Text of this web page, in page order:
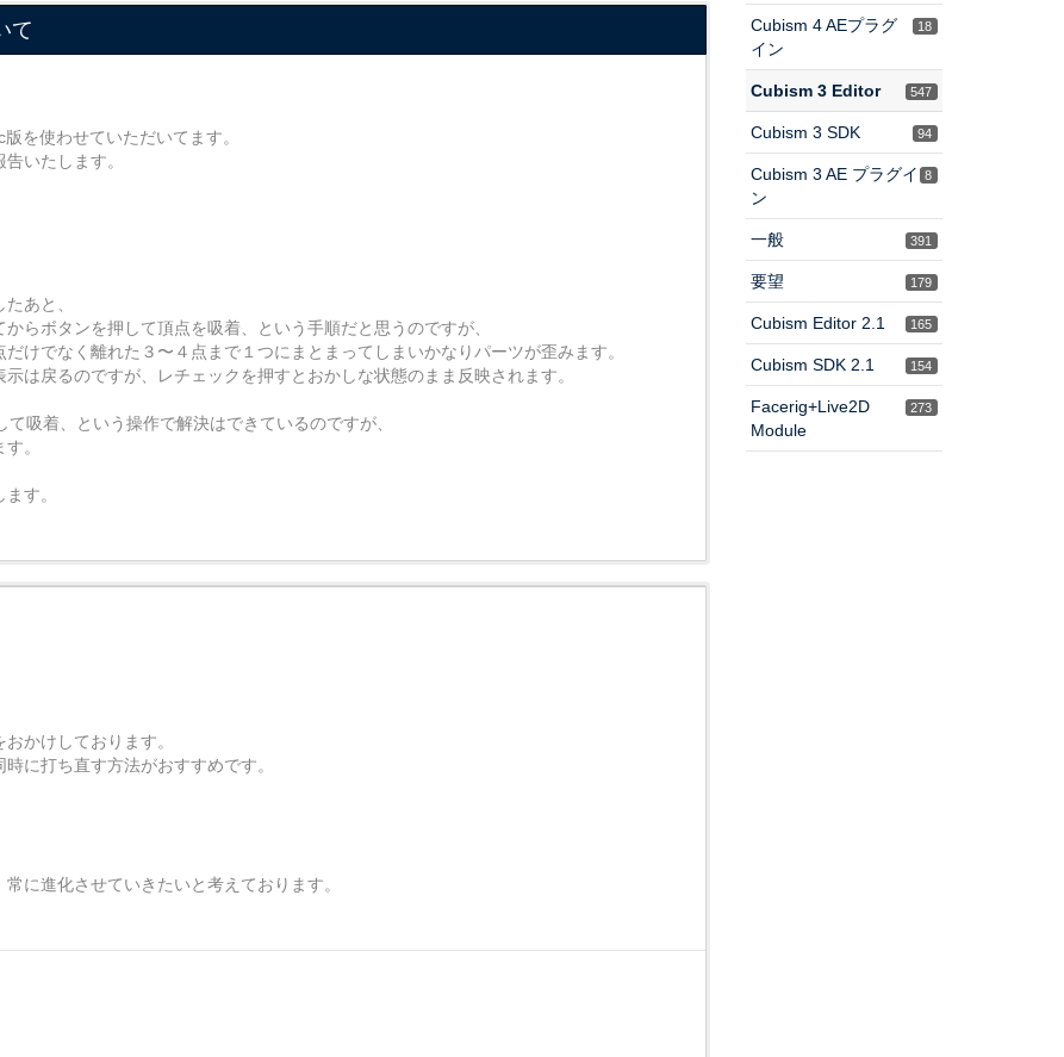
て
を使わせていただいてます。
いたします。
あと、
らボタンを押して頂点を吸着、という手順だと思うのですが、
けでなく離れた３〜４点まで１つにまとまってしまいかなりパーツが歪みます。
は戻るのですが、レチェックを押すとおかしな状態のまま反映されます。
吸着、という操作で解決はできているのですが、
。
す。
かけしております。
に打ち直す方法がおすすめです。
に進化させていきたいと考えております。
18
Cubism 4 AEプラグ
イン
547
Cubism 3 Editor
94
Cubism 3 SDK
8
Cubism 3 AE プラグイ
ン
391
一般
179
要望
165
Cubism Editor 2.1
154
Cubism SDK 2.1
273
Facerig+Live2D
Module